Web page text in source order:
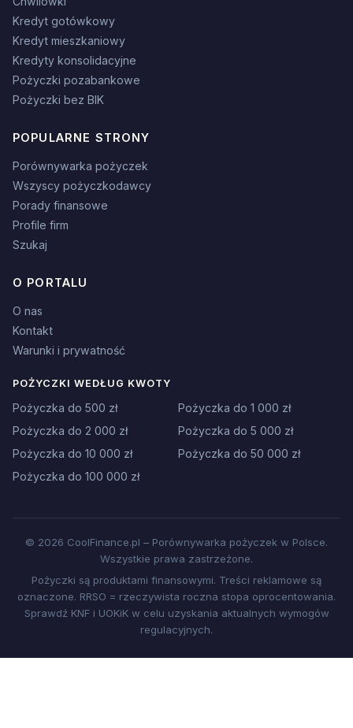
Kredyt gotówkowy
Kredyt mieszkaniowy
Kredyty konsolidacyjne
Pożyczki pozabankowe
Pożyczki bez BIK
POPULARNE STRONY
Porównywarka pożyczek
Wszyscy pożyczkodawcy
Porady finansowe
Profile firm
Szukaj
O PORTALU
O nas
Kontakt
Warunki i prywatność
POŻYCZKI WEDŁUG KWOTY
Pożyczka do 500 zł
Pożyczka do 1 000 zł
Pożyczka do 2 000 zł
Pożyczka do 5 000 zł
Pożyczka do 10 000 zł
Pożyczka do 50 000 zł
Pożyczka do 100 000 zł
© 2026 CoolFinance.pl – Porównywarka pożyczek w Polsce.
Wszystkie prawa zastrzeżone.
Pożyczki są produktami finansowymi. Treści reklamowe są
oznaczone. RRSO = rzeczywista roczna stopa oprocentowania.
Sprawdź KNF i UOKiK w celu uzyskania aktualnych wymogów
regulacyjnych.